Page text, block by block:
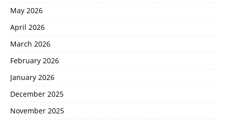
May 2026
April 2026
March 2026
February 2026
January 2026
December 2025
November 2025